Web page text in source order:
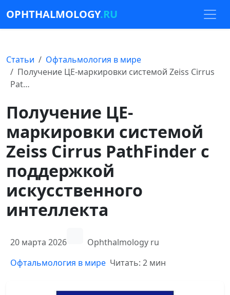
OPHTHALMOLOGY.RU
Статьи
Офтальмология в мире
Получение ЦЕ-маркировки системой Zeiss Cirrus
Pat…
Получение ЦЕ-
маркировки системой
Zeiss Cirrus PathFinder с
поддержкой
искусственного
интеллекта
20 марта 2026
Ophthalmology ru
Офтальмология в мире Читать: 2 мин